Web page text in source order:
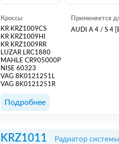
Кроссы
KR KRZ1009CS
KR KRZ1009HI
KR KRZ1009RR
LUZAR LRC1880
MAHLE CR905000P
NISE 60323
VAG 8K0121251L
VAG 8K0121251R
Применяется
AUDI A 4 / S 4
Подробнее
KRZ1011 Радиатор